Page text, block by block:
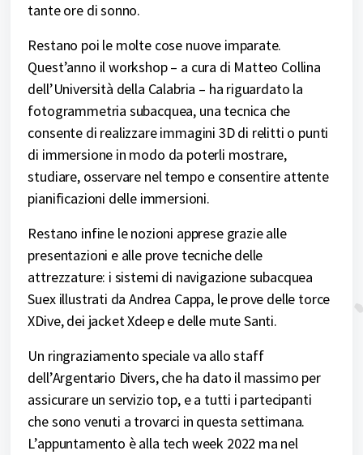
tante ore di sonno.
Restano poi le molte cose nuove imparate.
Quest’anno il workshop – a cura di Matteo Collina
dell’Università della Calabria – ha riguardato la
fotogrammetria subacquea, una tecnica che
consente di realizzare immagini 3D di relitti o punti
di immersione in modo da poterli mostrare,
studiare, osservare nel tempo e consentire attente
pianificazioni delle immersioni.
Restano infine le nozioni apprese grazie alle
presentazioni e alle prove tecniche delle
attrezzature: i sistemi di navigazione subacquea
Suex illustrati da Andrea Cappa, le prove delle torce
XDive, dei jacket Xdeep e delle mute Santi.
Un ringraziamento speciale va allo staff
dell’Argentario Divers, che ha dato il massimo per
assicurare un servizio top, e a tutti i partecipanti
che sono venuti a trovarci in questa settimana.
L’appuntamento è alla tech week 2022 ma nel